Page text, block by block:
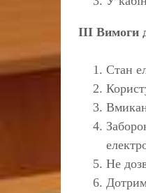
ІІІ Вимоги
Стан
Не